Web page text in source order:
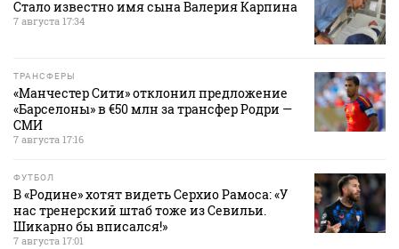
Стало известно имя сына Валерия Карпина
7 августа 17:34
ТРАНСФЕРЫ
«Манчестер Сити» отклонил предложение
«Барселоны» в €50 млн за трансфер Родри —
СМИ
7 августа 17:16
ФУТБОЛ
В «Родине» хотят видеть Серхио Рамоса: «У
нас тренерский штаб тоже из Севильи.
Шикарно бы вписался!»
7 августа 17:01